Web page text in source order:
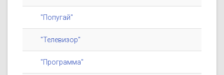
"Попугай"
"Телевизор"
"Программа"